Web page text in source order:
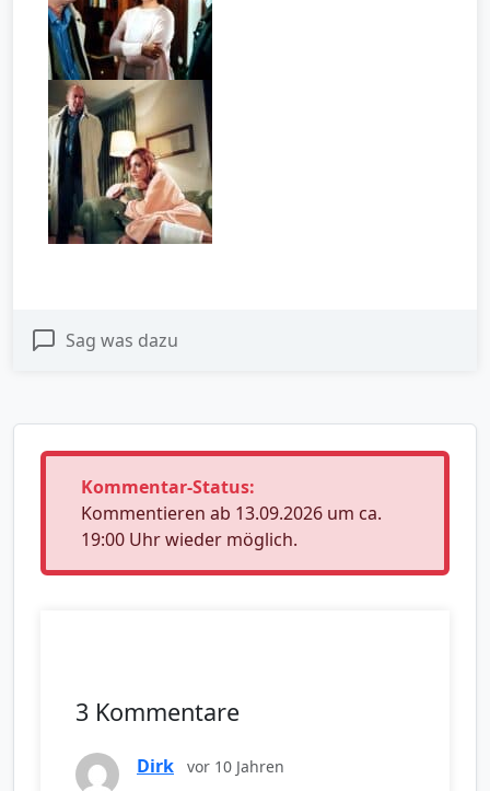
Sag was dazu
Kommentar-Status:
Kommentieren ab 13.09.2026 um ca.
19:00 Uhr wieder möglich.
3 Kommentare
Dirk vor 10 Jahren